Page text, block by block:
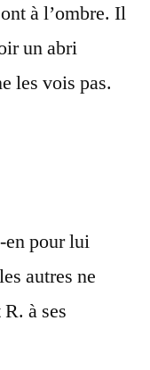
à l’ombre. Il
un abri
les vois pas.
pour lui
autres ne
à ses